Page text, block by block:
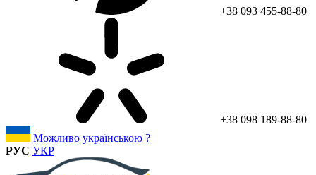
+38 093 455-88-80
+38 098 189-88-80
Можливо українською ?
РУС УКР